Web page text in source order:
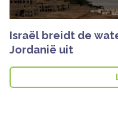
Israël breidt de
Jordanië uit